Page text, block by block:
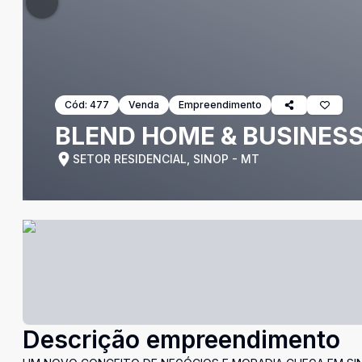
Cód: 477 Venda Empreendimento
BLEND HOME &
SETOR RESIDENCIAL, SINOP - MT
Descrição empreendimento